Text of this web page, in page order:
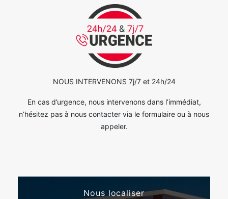
NOUS INTERVENONS 7j/7 et 24h/24
En cas d’urgence, nous intervenons dans l’immédiat,
n’hésitez pas à nous contacter via le formulaire ou à nous
appeler.
Nous localiser